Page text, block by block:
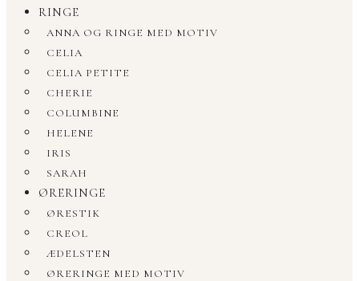
RINGE
ANNA OG RINGE MED MOTIV
CELIA
CELIA PETITE
CHERIE
COLUMBINE
HELENE
IRIS
SARAH
ØRERINGE
ØRESTIK
CREOL
ÆDELSTEN
ØRERINGE MED MOTIV